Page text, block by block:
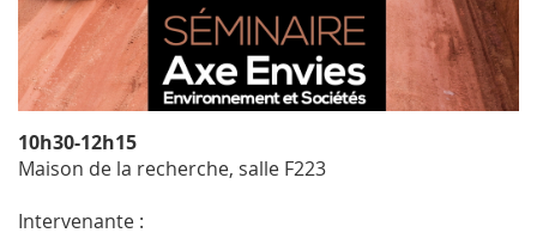
10h30-12h15
Maison de la recherche, salle F223
Intervenante :